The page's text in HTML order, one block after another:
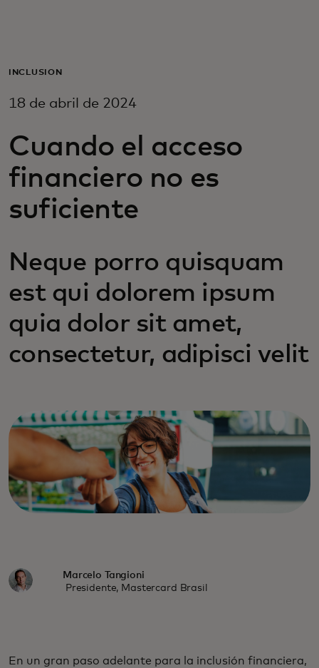
Para empresas
Para innovadores
Noticias y tendencias
INCLUSIÓN
18 de abril de 2024
Cuando el acceso
financiero no es
suficiente
Neque porro quisquam
est qui dolorem ipsum
quia dolor sit amet,
consectetur, adipisci velit
Marcelo Tangioni
Presidente, Mastercard Brasil
En un gran paso adelante para la inclusión financiera,